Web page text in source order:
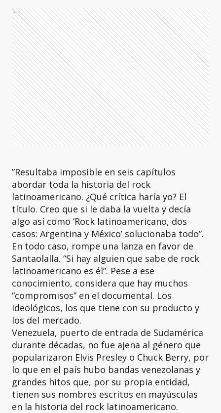
Ads
”Resultaba imposible en seis capítulos
abordar toda la historia del rock
latinoamericano. ¿Qué crítica haría yo? El
título. Creo que si le daba la vuelta y decía
algo así como ‘Rock latinoamericano, dos
casos: Argentina y México’ solucionaba todo”.
En todo caso, rompe una lanza en favor de
Santaolalla. “Si hay alguien que sabe de rock
latinoamericano es él”. Pese a ese
conocimiento, considera que hay muchos
“compromisos” en el documental. Los
ideológicos, los que tiene con su producto y
los del mercado.
Venezuela, puerto de entrada de Sudamérica
durante décadas, no fue ajena al género que
popularizaron Elvis Presley o Chuck Berry, por
lo que en el país hubo bandas venezolanas y
grandes hitos que, por su propia entidad,
tienen sus nombres escritos en mayúsculas
en la historia del rock latinoamericano.